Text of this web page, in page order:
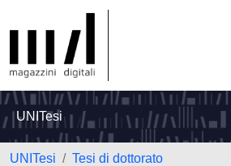
UNITesi
UNITesi
Tesi di dottorato